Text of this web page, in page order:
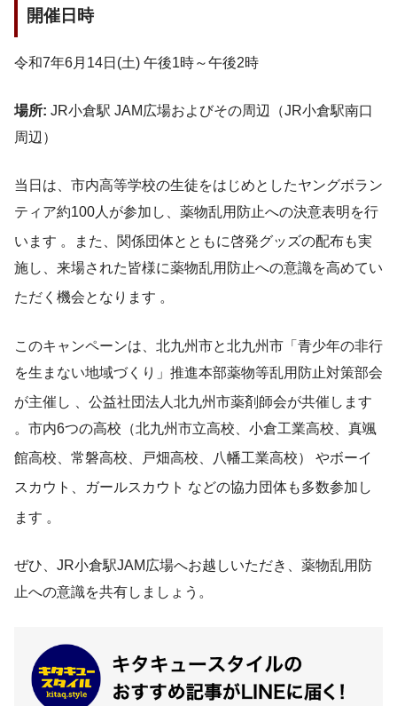
開催日時
令和7年6月14日(土) 午後1時～午後2時
場所: JR小倉駅 JAM広場およびその周辺（JR小倉駅南口
周辺）
当日は、市内高等学校の生徒をはじめとしたヤングボラン
ティア約100人が参加し、薬物乱用防止への決意表明を行
います 。また、関係団体とともに啓発グッズの配布も実
施し、来場された皆様に薬物乱用防止への意識を高めてい
ただく機会となります 。
このキャンペーンは、北九州市と北九州市「青少年の非行
を生まない地域づくり」推進本部薬物等乱用防止対策部会
が主催し
、公益社団法人北九州市薬剤師会が共催します
。市内6つの高校（北九州市立高校、小倉工業高校、真颯
館高校、常磐高校、戸畑高校、八幡工業高校） やボーイ
スカウト、ガールスカウト などの協力団体も多数参加し
ます 。
ぜひ、JR小倉駅JAM広場へお越しいただき、薬物乱用防
止への意識を共有しましょう。